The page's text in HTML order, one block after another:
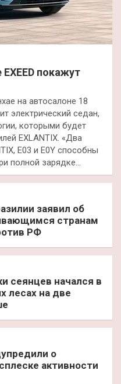
покажут
на автосалоне 18
электрический седан,
которыми будет
EXLANTIX. «Два
E03 и E0Y способны
полной зарядке…
заявил об
странам
РФ
сеянцев начался в
лесах на две
о
активности